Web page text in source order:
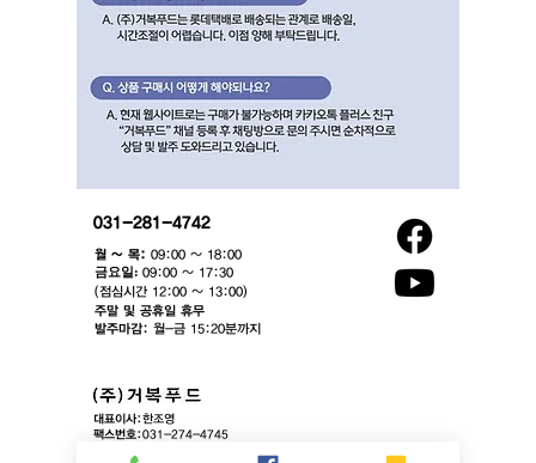
031-281-4742
월 ~ 목: 09:00 ~ 18:00
​금요일: 09:00 ~ 17:30
(점심시간 12:00 ~ 13:00)​
주말 및 공휴일 휴무
발주마감: 월-금 15:20분까지
대표이사:한조영
팩스번호:031-274-4745